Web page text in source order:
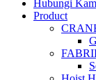
Hubungi
Product